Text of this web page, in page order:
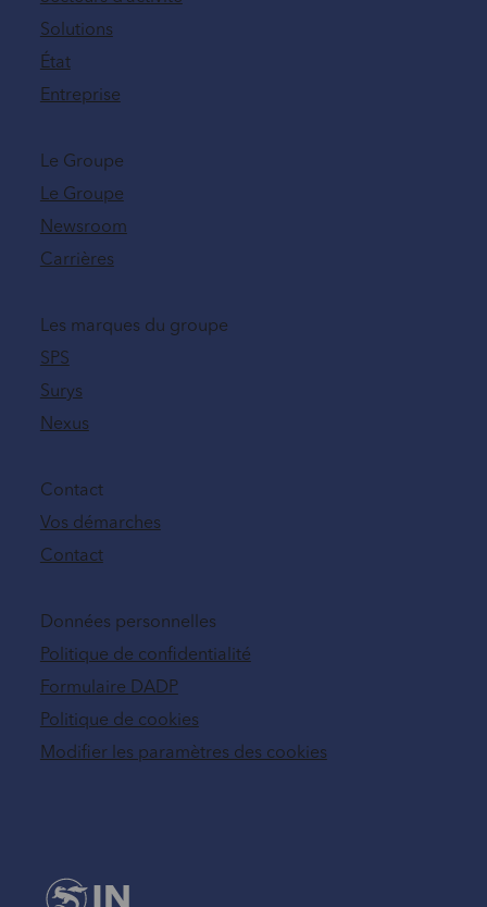
Solutions
État
Entreprise
Le Groupe
Le Groupe
Newsroom
Carrières
Les marques du groupe
SPS
Surys
Nexus
Contact
Vos démarches
Contact
Données personnelles
Politique de confidentialité
Formulaire DADP
Politique de cookies
Modifier les paramètres des cookies